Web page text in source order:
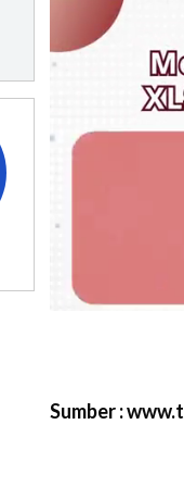
Sumber :